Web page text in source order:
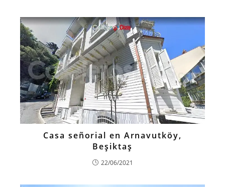
Casa señorial en Arnavutköy,
Beşiktaş
22/06/2021